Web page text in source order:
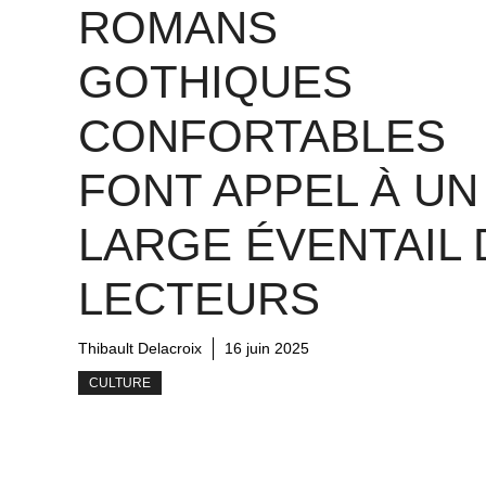
ROMANS
GOTHIQUES
CONFORTABLES
FONT APPEL À UN
LARGE ÉVENTAIL
LECTEURS
Thibault Delacroix 16 juin 2025
CULTURE